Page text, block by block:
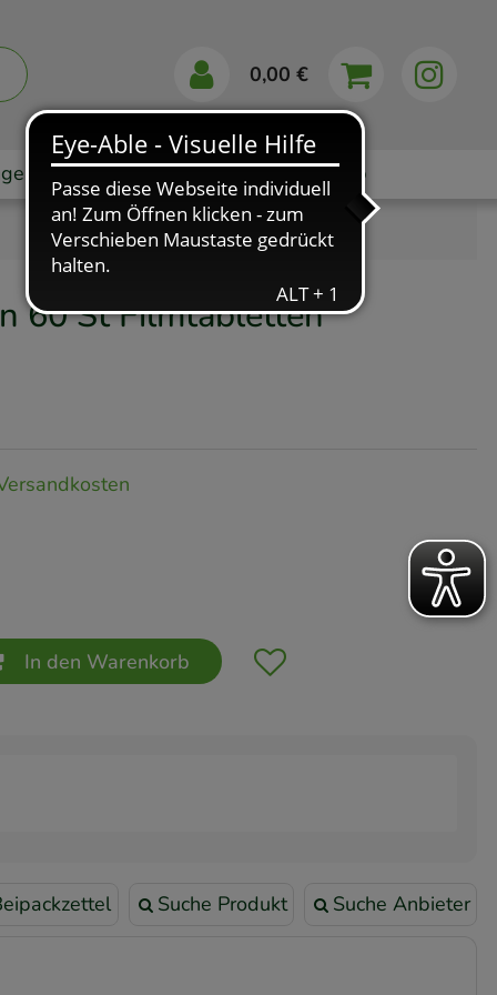
0,00 €
Markenshops Ratgeber App
60 StFilmtabletten
In den Warenkorb
Suche Produkt Suche Anbieter